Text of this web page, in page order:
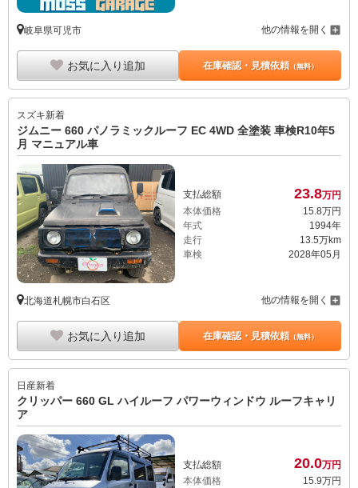
岐阜県可児市 他の情報を開く
お気に入り追加 在庫確認・見積依頼（無料）
スズキ新着
ジムニー 660 パノラミックルーフ EC 4WD 全塗装 車検R10年5
月 マニュアル車
支払総額 23.8万円
本体価格
15.8万円
年式
1994年
走行
13.5万km
車検
2028年05月
北海道札幌市白石区 他の情報を開く
お気に入り追加 在庫確認・見積依頼（無料）
日産新着
クリッパー 660 GL ハイルーフ パワーウィンドウ ルーフキャリ
ア
支払総額 20.0万円
本体価格
15.9万円